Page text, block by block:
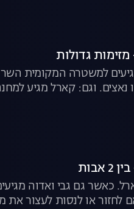
מגיעים למשטרה
וגם: קארל מגיע
כאשר גם גבי ואדוה
לחזור או לנסות לעצור